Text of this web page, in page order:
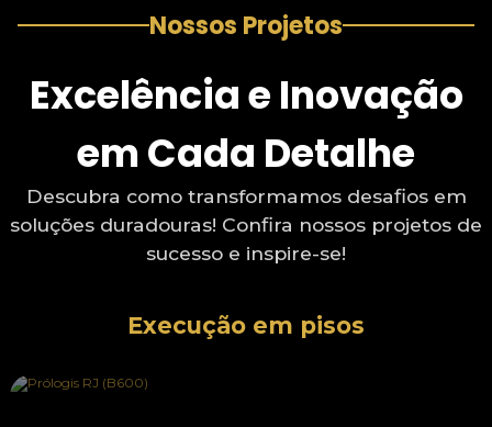
Nossos Projetos
Excelência e Inovação
em Cada Detalhe
Descubra como transformamos desafios em
soluções duradouras! Confira nossos projetos de
sucesso e inspire-se!
Execução em pisos